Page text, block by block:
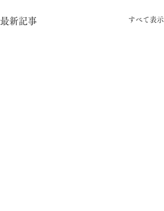
最新記事 すべて表示